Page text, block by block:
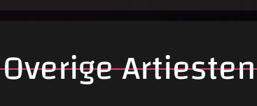
Overige Artiesten